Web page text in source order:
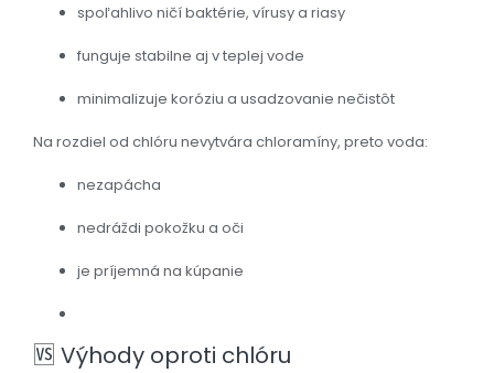
spoľahlivo ničí baktérie, vírusy a riasy
funguje stabilne aj v teplej vode
minimalizuje koróziu a usadzovanie nečistôt
Na rozdiel od chlóru nevytvára chloramíny, preto voda:
nezapácha
nedráždi pokožku a oči
je príjemná na kúpanie
🆚 Výhody oproti chlóru